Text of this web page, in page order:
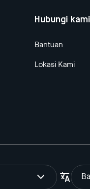
Hubungi kami
Bantuan
Lokasi Kami